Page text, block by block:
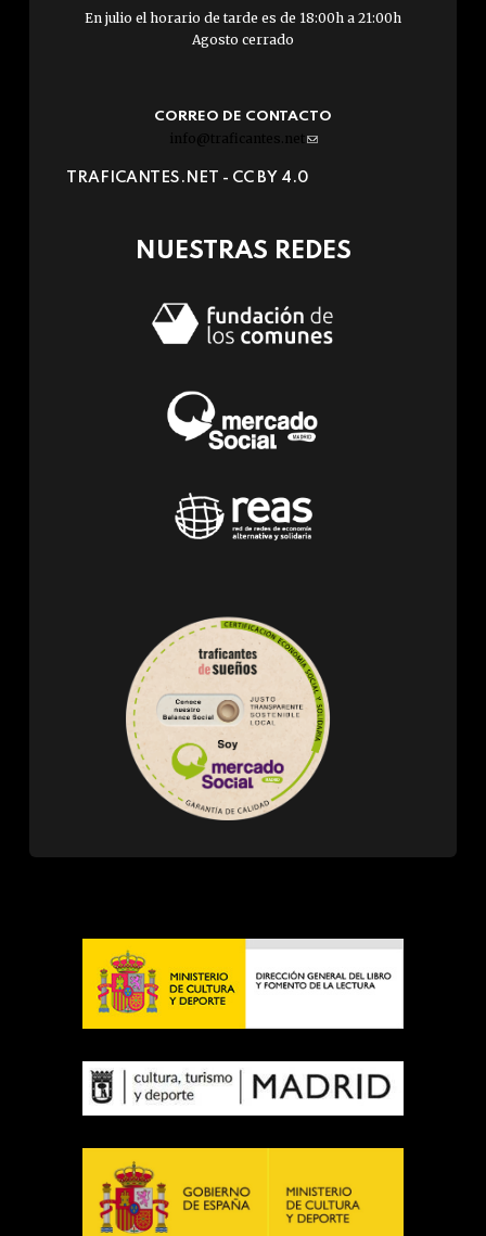
En julio el horario de tarde es de 18:00h a 21:00h
Agosto cerrado
CORREO DE CONTACTO
info@traficantes.net (link
e-
TRAFICANTES.NET - CC BY 4.0
NUESTRAS REDES